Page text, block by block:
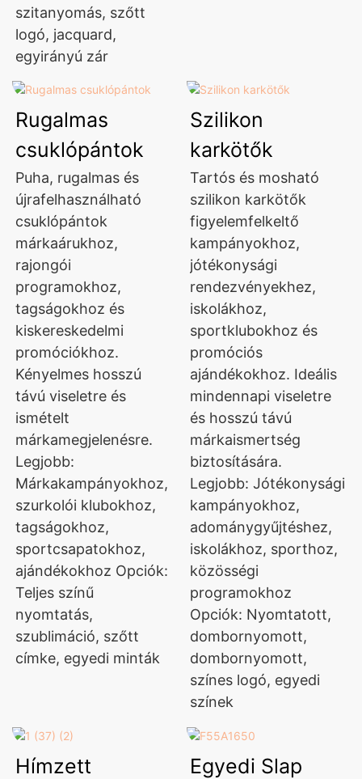
szitanyomás, szőtt
logó, jacquard,
egyirányú zár
Rugalmas
csuklópántok
Puha, rugalmas és
újrafelhasználható
csuklópántok
márkaárukhoz,
rajongói
programokhoz,
tagságokhoz és
kiskereskedelmi
promóciókhoz.
Kényelmes hosszú
távú viseletre és
ismételt
márkamegjelenésre.
Legjobb:
Márkakampányokhoz,
szurkolói klubokhoz,
tagságokhoz,
sportcsapatokhoz,
ajándékokhoz Opciók:
Teljes színű
nyomtatás,
szublimáció, szőtt
címke, egyedi minták
Szilikon
karkötők
Tartós és mosható
szilikon karkötők
figyelemfelkeltő
kampányokhoz,
jótékonysági
rendezvényekhez,
iskolákhoz,
sportklubokhoz és
promóciós
ajándékokhoz. Ideális
mindennapi viseletre
és hosszú távú
márkaismertség
biztosítására.
Legjobb: Jótékonysági
kampányokhoz,
adománygyűjtéshez,
iskolákhoz, sporthoz,
közösségi
programokhoz
Opciók: Nyomtatott,
dombornyomott,
dombornyomott,
színes logó, egyedi
színek
Hímzett
Egyedi Slap